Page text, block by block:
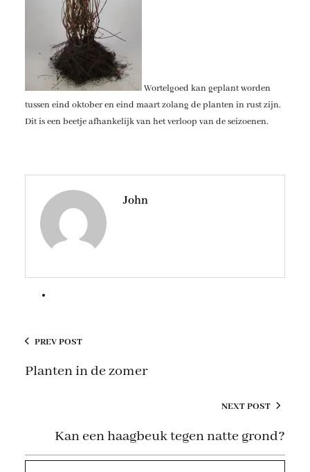
Wortelgoed kan geplant worden
tussen eind oktober en eind maart zolang de planten in rust zijn.
Dit is een beetje afhankelijk van het verloop van de seizoenen.
John
PREV POST
Planten in de zomer
NEXT POST
Kan een haagbeuk tegen natte grond?